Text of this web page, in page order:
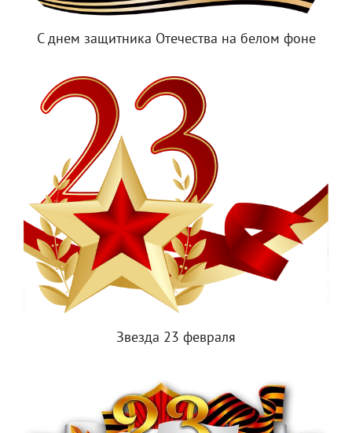
С днем защитника Отечества на белом фоне
Звезда 23 февраля